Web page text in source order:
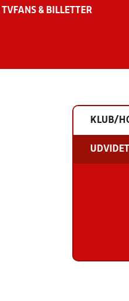
TV FANS & BILLETTER
KLUB/